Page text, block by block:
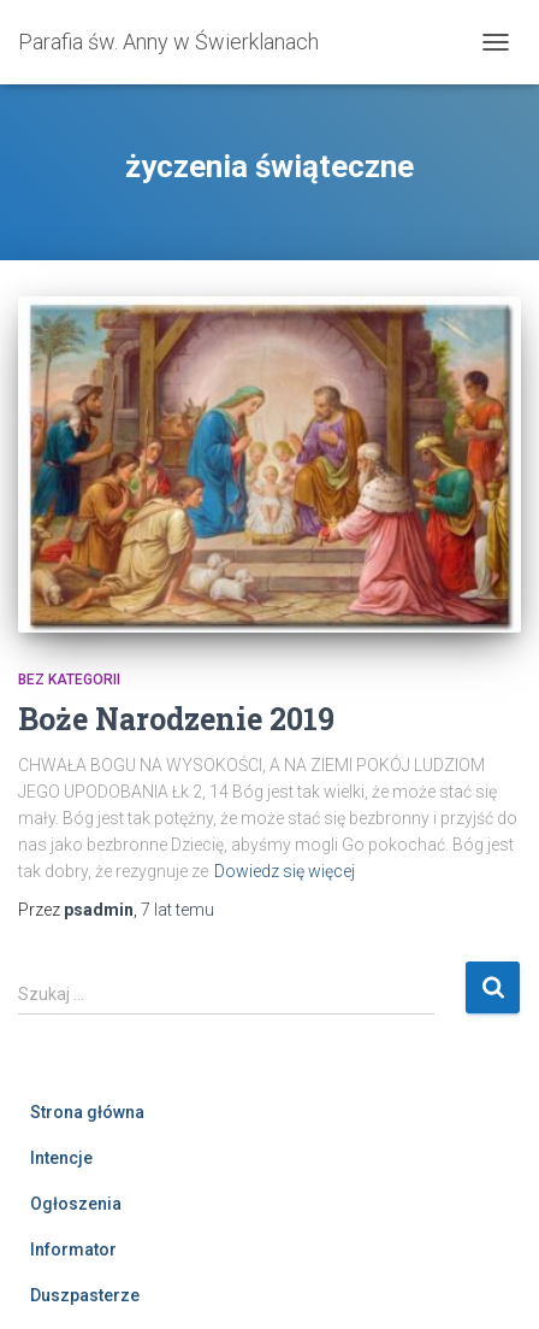
Parafia św. Anny w Świerklanach
życzenia świąteczne
BEZ KATEGORII
Boże Narodzenie 2019
CHWAŁA BOGU NA WYSOKOŚCI, A NA ZIEMI POKÓJ LUDZIOM
JEGO UPODOBANIA Łk 2, 14 Bóg jest tak wielki, że może stać się
mały. Bóg jest tak potężny, że może stać się bezbronny i przyjść do
nas jako bezbronne Dziecię, abyśmy mogli Go pokochać. Bóg jest
tak dobry, że rezygnuje ze Dowiedz się więcej
Przez psadmin 7 lattemu
S
z
Szukaj …
Strona główna
Intencje
Ogłoszenia
Informator
Duszpasterze